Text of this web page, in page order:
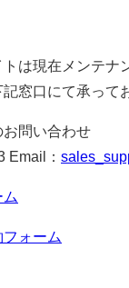
は現在メンテナ
窓口にて承って
問い合わせ
Email：
ム
ォーム